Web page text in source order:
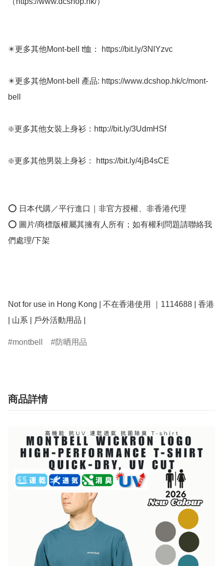
✴️更多其他Mont-bell t恤： https://bit.ly/3NlYzvc
✴️更多其他Mont-bell 產品: https://www.dcshop.hk/c/mont-
bell
❇️更多其他女裝上身衫：http://bit.ly/3UdmHSf
❇️更多其他男裝上身衫： https://bit.ly/4jB4sCE
⭕ 日本代購／平行進口｜非官方授權、非香港代理
⭕ 圖片/商標版權屬其擁有人所有；如有權利問題請聯絡我
們處理/下架
Not for use in Hong Kong | 不在香港使用 ｜1114688 | 香港
montbell 防晒用品
商品詳情